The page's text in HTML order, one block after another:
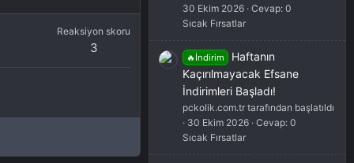
Reaksiyon skoru
3
30 Ekim 2026 Cevap: 0
Sıcak Fırsatlar
🔥İndirim
Haftanın
Kaçırılmayacak Efsane
İndirimleri Başladı!
pckolik.com.tr tarafından başlatıldı
30 Ekim 2026 Cevap: 0
Sıcak Fırsatlar